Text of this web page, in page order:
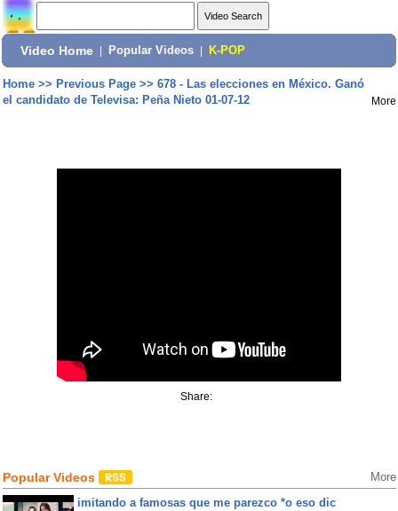
Video Home Popular Videos K-POP
Home>> Previous Page>> 678 - Las elecciones en México. Ganó
el candidato de Televisa: Peña Nieto 01-07-12
More
Share:
Popular Videos More
imitando a famosas que me parezco *o eso dic